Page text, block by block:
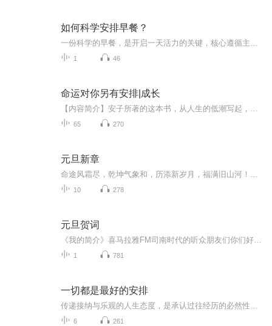
如何科学安排早餐？
1 46
命运对你另有安排|成长
65 270
元旦新章
10 278
元旦贺词
1 781
一切都是最好的安排
6 261